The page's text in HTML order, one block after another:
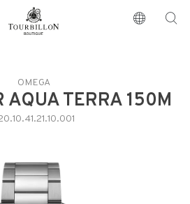
index.php/fr
OMEGA
AQUA TERRA 150M